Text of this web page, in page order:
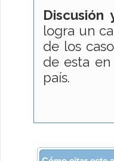
Discusión
logra un
de los
de esta
país.